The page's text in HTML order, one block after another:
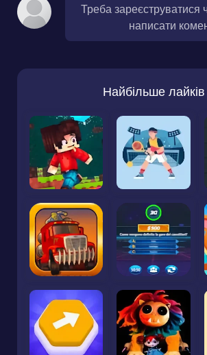
Треба зареєструватися
написати
Найбільше лайків